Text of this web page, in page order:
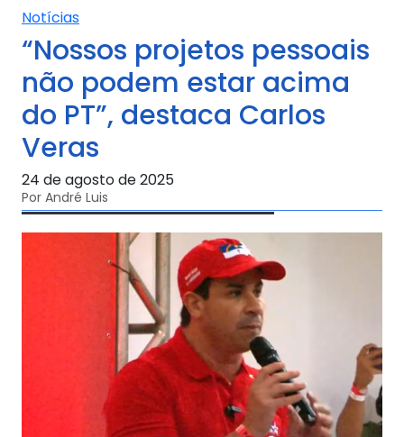
Notícias
“Nossos projetos pessoais
não podem estar acima
do PT”, destaca Carlos
Veras
24 de agosto de 2025
Por André Luis